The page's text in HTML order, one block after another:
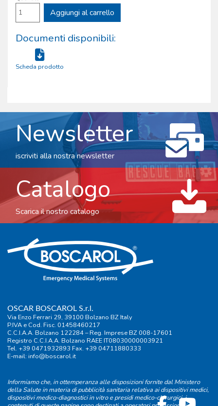
Aggiungi al carrello
Documenti disponibili:
Scheda prodotto
Newsletter
iscriviti alla nostra newsletter
Catalogo
Scarica il nostro catalogo
OSCAR BOSCAROL S.r.l.
Via Enzo Ferrari 29, 39100 Bolzano BZ Italy
P.IVA e Cod. Fisc. 01458460217
C.C.I.A.A. Bolzano 122284 – Reg. Imprese BZ 008-17601
Registro C.C.I.A.A. Bolzano RAEE IT08030000003921
Tel. +39 0471932893 Fax. +39 04711880333
E-mail: info@boscarol.it
Informiamo che, in ottemperanza alle disposizioni fornite dal Ministero
della Salute in materia di pubblicità sanitaria relativa ai dispositivi medici,
dispositivi medico-diagnostici in vitro e presidi medico-chirurgici, i